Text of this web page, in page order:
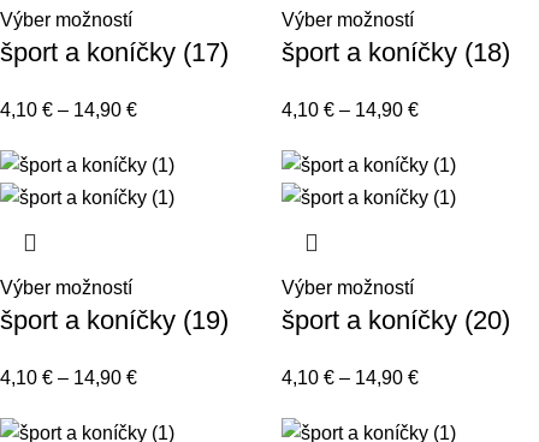
Výber možností
šport a koníčky (17)
4,10 € – 14,90 €
Výber možností
šport a koníčky (18)
4,10 € – 14,90 €
Výber možností
šport a koníčky (19)
4,10 € – 14,90 €
Výber možností
šport a koníčky (20)
4,10 € – 14,90 €